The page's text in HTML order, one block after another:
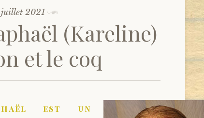
2021
(Kareline)
et le coq
est un